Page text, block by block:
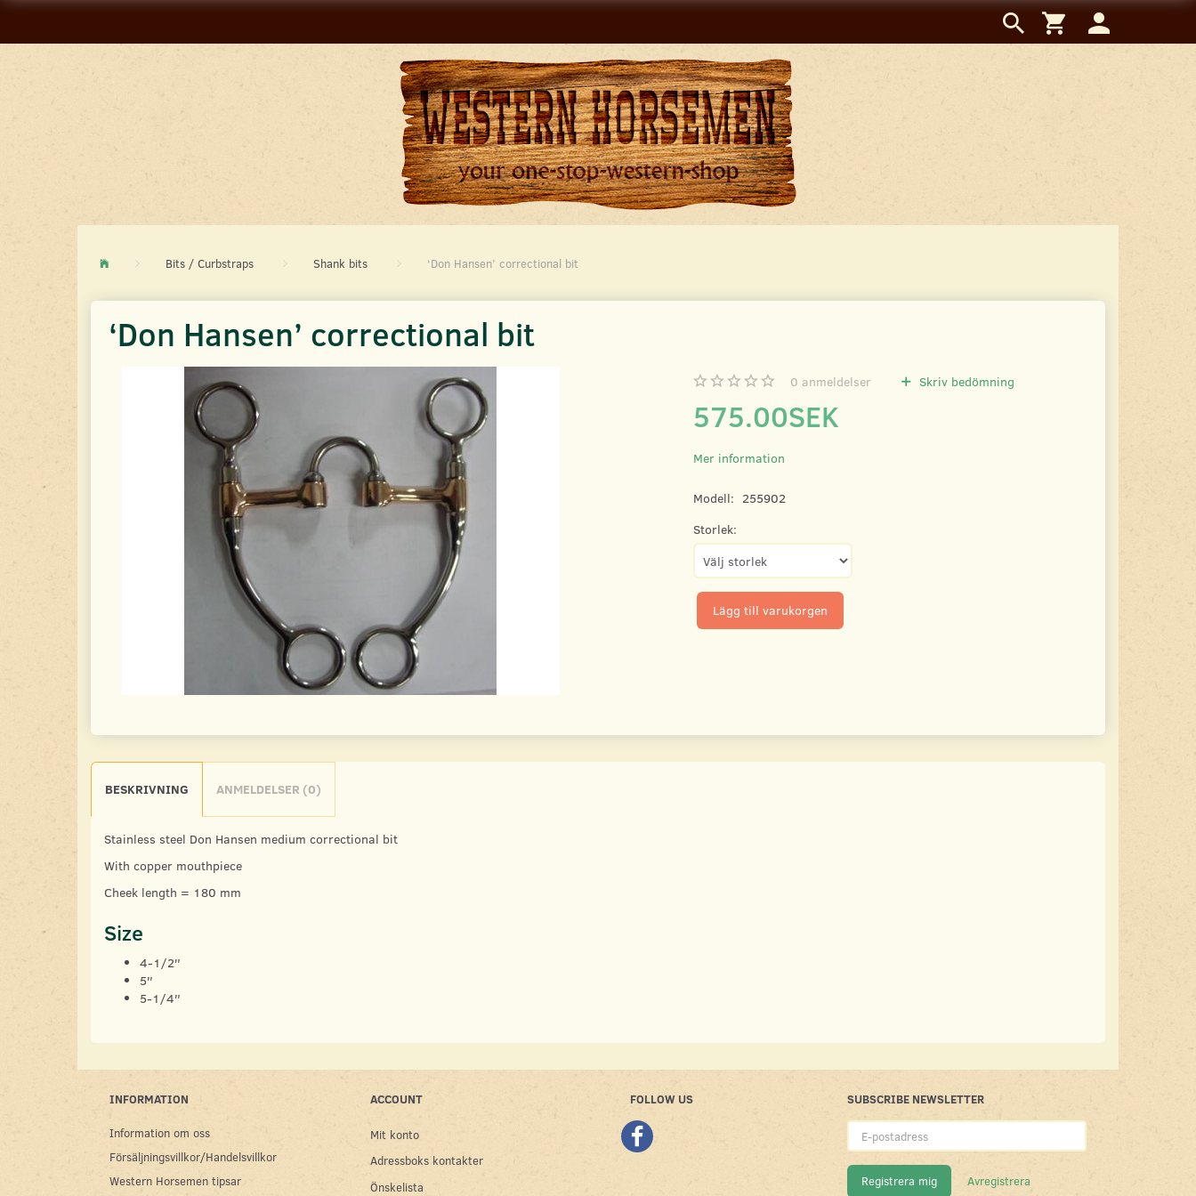
Bits / Curbstraps Shank bits ‘Don Hansen’ correctional bit
‘Don Hansen’ correctional bit
0 anmeldelser Skriv bedömning
575.00SEK
Mer information
Modell: 255902
Storlek:
Lägg till varukorgen
BESKRIVNING ANMELDELSER (0)
Stainless steel Don Hansen medium correctional bit
With copper mouthpiece
Cheek length = 180 mm
Size
4-1/2″
5″
5-1/4″
INFORMATION
Information om oss
Försäljningsvillkor/Handelsvillkor
Western Horsemen tipsar
ACCOUNT
Mit konto
Adressboks kontakter
Önskelista
FOLLOW US
SUBSCRIBE NEWSLETTER
E-
postadress
Registrera mig Avregistrera